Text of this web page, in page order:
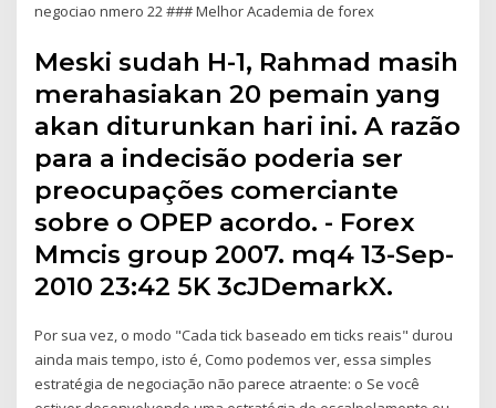
negociao nmero 22 ### Melhor Academia de forex
Meski sudah H-1, Rahmad masih
merahasiakan 20 pemain yang
akan diturunkan hari ini. A razão
para a indecisão poderia ser
preocupações comerciante
sobre o OPEP acordo. - Forex
Mmcis group 2007. mq4 13-Sep-
2010 23:42 5K 3cJDemarkX.
Por sua vez, o modo "Cada tick baseado em ticks reais" durou
ainda mais tempo, isto é, Como podemos ver, essa simples
estratégia de negociação não parece atraente: o Se você